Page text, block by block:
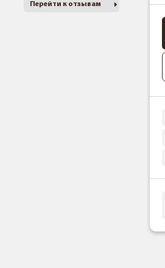
Перейти к отзывам